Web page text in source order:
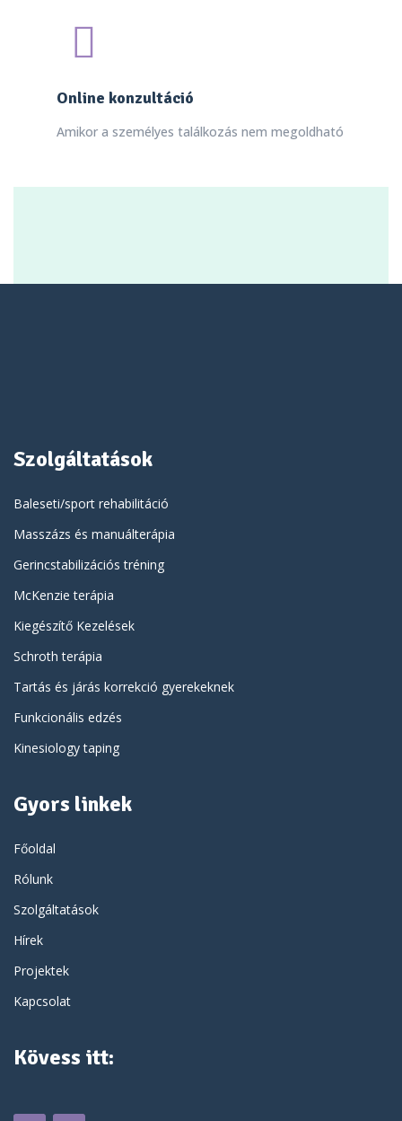
Online konzultáció
Amikor a személyes találkozás nem megoldható
Szolgáltatások
Baleseti/sport rehabilitáció
Masszázs és manuálterápia
Gerincstabilizációs tréning
McKenzie terápia
Kiegészítő Kezelések
Schroth terápia
Tartás és járás korrekció gyerekeknek
Funkcionális edzés
Kinesiology taping
Gyors linkek
Főoldal
Rólunk
Szolgáltatások
Hírek
Projektek
Kapcsolat
Kövess itt: